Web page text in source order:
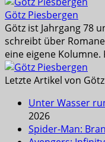
Götz Piesbergen
Götz ist Jahrgang 78
schreibt über
eine eigene Kolumne.
Letzte Artikel von
Unter Wasser
2026
Spider-Man: